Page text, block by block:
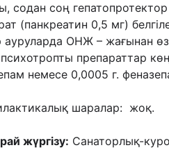
содан соң
(панкреатин 0,5 мг)
ауруларда ОНЖ – жағынан
психотропты препараттар
немесе 0,0005 г.
шаралар: жоқ.
жүргізу: Санаторлық-